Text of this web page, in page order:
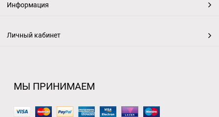
Информация
Личный кабинет
МЫ ПРИНИМАЕМ